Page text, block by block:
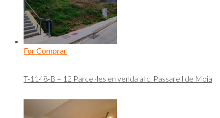
For Comprar
T-1148-B – 12 Parcel·les en venda al c. Passarell de Moià